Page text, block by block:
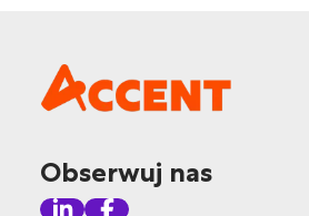
Obserwuj nas